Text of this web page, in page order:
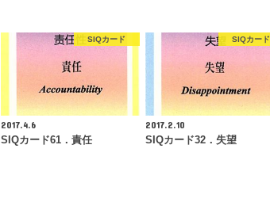
SIQカード
2017.4.6
SIQカード61．責任
SIQカード
2017.2.10
SIQカード32．失望